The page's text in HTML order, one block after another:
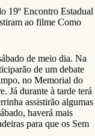
19º Encontro Estadual
ao filme Como
de meio dia. Na
de um debate
no Memorial do
Já durante à tarde terá
assistirão algumas
haverá mais
para que os Sem